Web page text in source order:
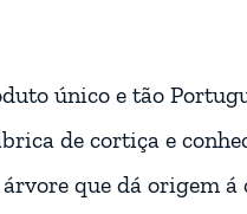
único e tão
de cortiça e
que dá origem